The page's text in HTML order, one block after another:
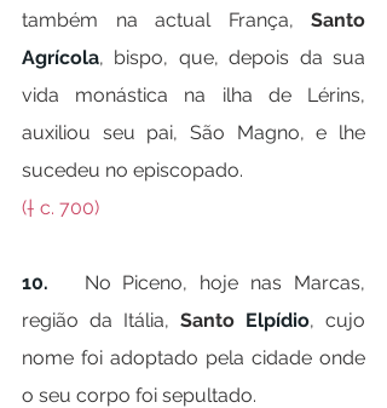
também na actual França,
Agrícola, bispo, que, depois da sua
vida monástica na ilha de Lérins,
auxiliou seu pai, São Magno, e lhe
sucedeu no episcopado.
(† c. 700)
10. No Piceno, hoje nas Marcas,
região da Itália, Santo Elpídio, cujo
nome foi adoptado pela cidade onde
o seu corpo foi sepultado.